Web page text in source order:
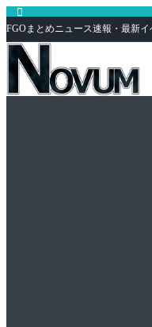

FGOまとめニュース速報・最新